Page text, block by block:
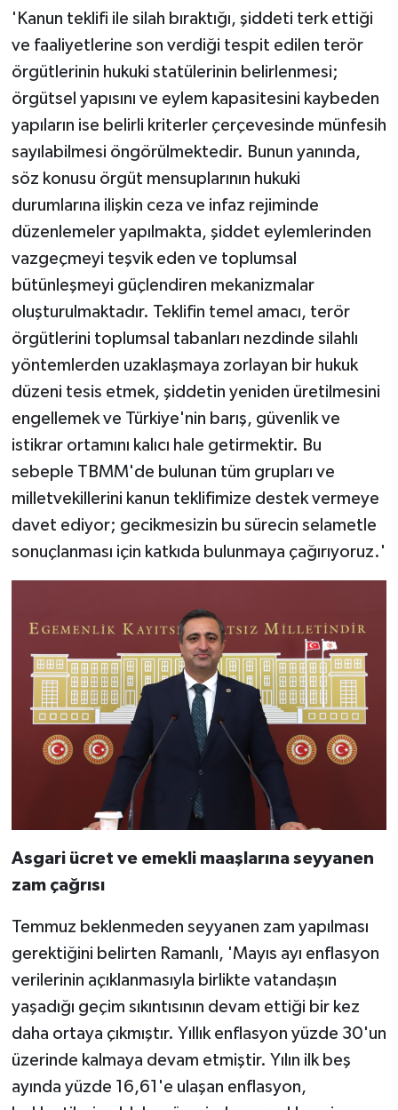
'Kanun teklifi ile silah bıraktığı, şiddeti terk ettiği
ve faaliyetlerine son verdiği tespit edilen terör
örgütlerinin hukuki statülerinin belirlenmesi;
örgütsel yapısını ve eylem kapasitesini kaybeden
yapıların ise belirli kriterler çerçevesinde münfesih
sayılabilmesi öngörülmektedir. Bunun yanında,
söz konusu örgüt mensuplarının hukuki
durumlarına ilişkin ceza ve infaz rejiminde
düzenlemeler yapılmakta, şiddet eylemlerinden
vazgeçmeyi teşvik eden ve toplumsal
bütünleşmeyi güçlendiren mekanizmalar
oluşturulmaktadır. Teklifin temel amacı, terör
örgütlerini toplumsal tabanları nezdinde silahlı
yöntemlerden uzaklaşmaya zorlayan bir hukuk
düzeni tesis etmek, şiddetin yeniden üretilmesini
engellemek ve Türkiye'nin barış, güvenlik ve
istikrar ortamını kalıcı hale getirmektir. Bu
sebeple TBMM'de bulunan tüm grupları ve
milletvekillerini kanun teklifimize destek vermeye
davet ediyor; gecikmesizin bu sürecin selametle
sonuçlanması için katkıda bulunmaya çağırıyoruz.'
Asgari ücret ve emekli maaşlarına seyyanen
zam çağrısı
Temmuz beklenmeden seyyanen zam yapılması
gerektiğini belirten Ramanlı, 'Mayıs ayı enflasyon
verilerinin açıklanmasıyla birlikte vatandaşın
yaşadığı geçim sıkıntısının devam ettiği bir kez
daha ortaya çıkmıştır. Yıllık enflasyon yüzde 30'un
üzerinde kalmaya devam etmiştir. Yılın ilk beş
ayında yüzde 16,61'e ulaşan enflasyon,